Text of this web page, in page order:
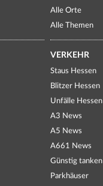
Alle Orte
Alle Themen
VERKEHR
Staus Hessen
Blitzer Hessen
Unfälle Hessen
A3 News
A5 News
A661 News
Günstig tanken
Parkhäuser